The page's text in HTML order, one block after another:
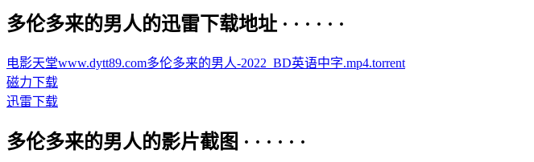
多伦多来的男人的迅雷下载地址 · · · · · ·
电影天堂www.dytt89.com多伦多来的男人-2022_BD英语中字.mp4.torrent
磁力下载
迅雷下载
多伦多来的男人的影片截图 · · · · · ·